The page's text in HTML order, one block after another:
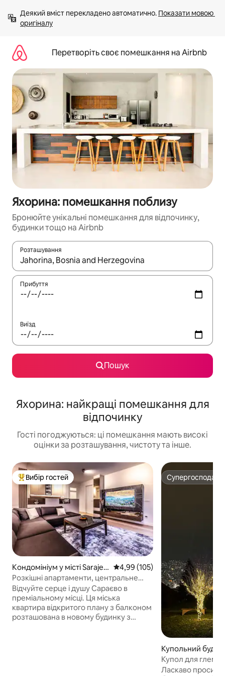
вмісту
Деякий вміст перекладено автоматично. Показати мовою
оригіналу
Перетворіть своє помешкання на Airbnb
Яхорина: помешкання поблизу
Бронюйте унікальні помешкання для відпочинку,
будинки тощо на Airbnb
Розташування
Отримавши результати пошуку, використовуйте для
Прибуття
Виїзд
Пошук
Яхорина: найкращі помешкання для
відпочинку
Гості погоджуються: ці помешкання мають високі
оцінки за розташування, чистоту та інше.
Топ вибір гостей
Вибір гостей
Кондомініум у місті Sarajev
o
Середня оцінка: 4,99 з 5,
4,99 (105)
Розкішні апартаменти, центральне
розташування – безкоштовний гараж
Відчуйте серце і душу Сараєво в
преміальному місці. Ця міська
квартира відкритого плану з балконом
розташована в новому будинку з
Супергосподар
Супергосподар
Купольний
arajevo
Купол для
ванною та
Ласкаво